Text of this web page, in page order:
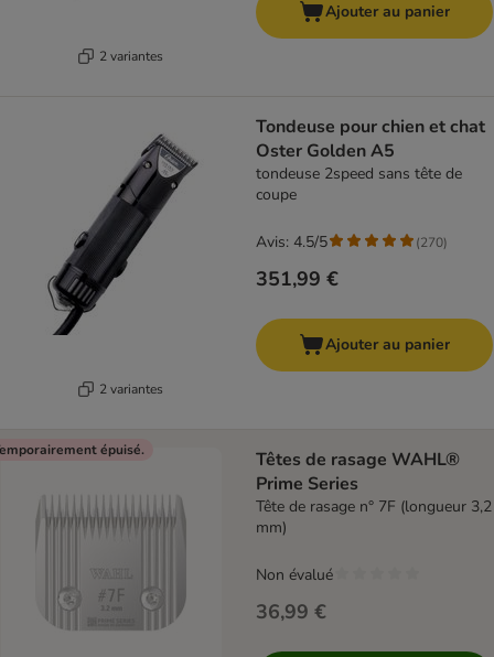
2 variantes
Ajouter au panier
2 variantes
Tondeuse pour chien et chat
Oster Golden A5
tondeuse 2speed sans tête de
coupe
351,99 €
Avis: 4.5/5 (270)
Ajouter au panier
épuisé.
Têtes de rasage WAHL®
Prime Series
Tête de rasage n° 7F (longueur 3,2
mm)
36,99 €
Non évalué